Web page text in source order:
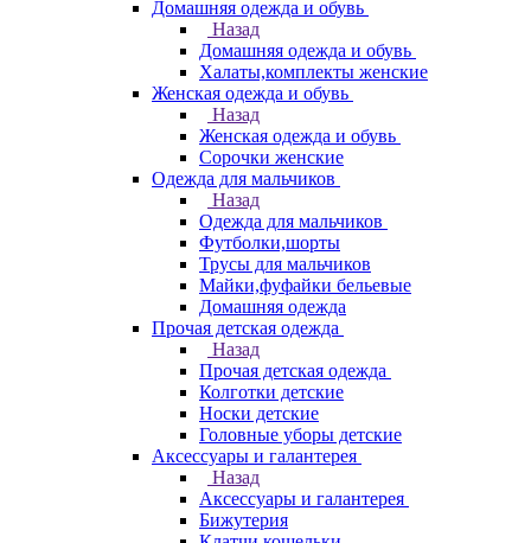
Домашняя одежда и обувь
Назад
Домашняя одежда и обувь
Халаты,комплекты женские
Женская одежда и обувь
Назад
Женская одежда и обувь
Сорочки женские
Одежда для мальчиков
Назад
Одежда для мальчиков
Футболки,шорты
Трусы для мальчиков
Майки,фуфайки бельевые
Домашняя одежда
Прочая детская одежда
Назад
Прочая детская одежда
Колготки детские
Носки детские
Головные уборы детские
Аксессуары и галантерея
Назад
Аксессуары и галантерея
Бижутерия